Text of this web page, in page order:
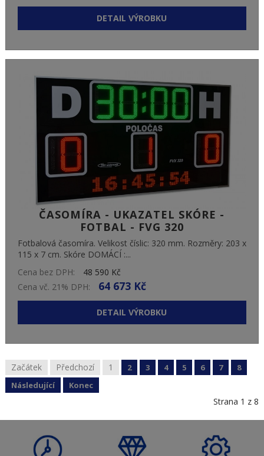
DETAIL VÝROBKU
ČASOMÍRA - UKAZATEL SKÓRE -
FOTBAL - FVG 320
Fotbalová časomíra. Velikost číslic: 320 mm. Rozměry: 203 x
115 x 7 cm. Skóre DOMÁCÍ :...
Cena bez DPH:
48 590 Kč
Cena vč. 21% DPH:
64 673 Kč
DETAIL VÝROBKU
Začátek Předchozí 1 2 3 4 5 6 7
8
Následující
Konec
Strana 1 z 8